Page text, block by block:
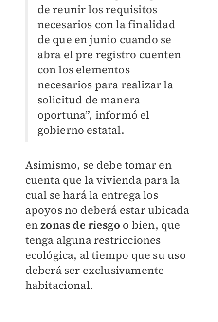
de reunir los requisitos
necesarios con la finalidad
de que en junio cuando se
abra el pre registro cuenten
con los elementos
necesarios para realizar la
solicitud de manera
oportuna”, informó el
gobierno estatal.
Asimismo, se debe tomar en
cuenta que la vivienda para la
cual se hará la entrega los
apoyos no deberá estar ubicada
enzonas de riesgo o bien, que
tenga alguna restricciones
ecológica, al tiempo que su uso
deberá ser exclusivamente
habitacional.